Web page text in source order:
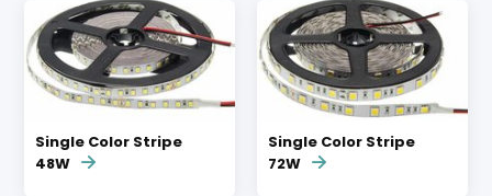
Single Color Stripe
48W
Single Color Stripe
72W